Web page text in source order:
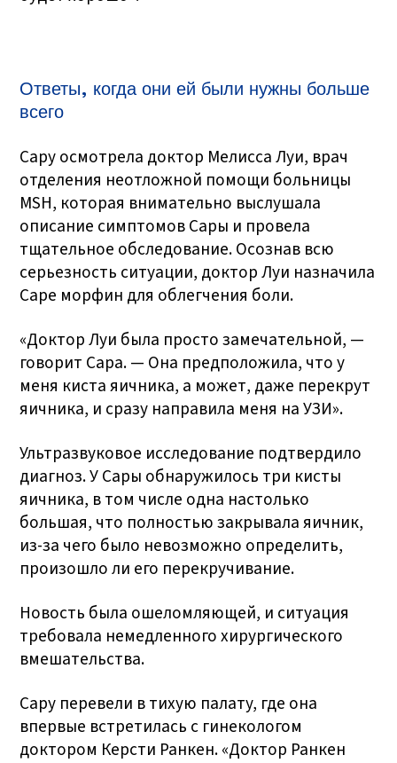
Ответы, когда они ей были нужны больше
всего
Сару осмотрела доктор Мелисса Луи, врач
отделения неотложной помощи больницы
MSH, которая внимательно выслушала
описание симптомов Сары и провела
тщательное обследование. Осознав всю
серьезность ситуации, доктор Луи назначила
Саре морфин для облегчения боли.
«Доктор Луи была просто замечательной, —
говорит Сара. — Она предположила, что у
меня киста яичника, а может, даже перекрут
яичника, и сразу направила меня на УЗИ».
Ультразвуковое исследование подтвердило
диагноз. У Сары обнаружилось три кисты
яичника, в том числе одна настолько
большая, что полностью закрывала яичник,
из-за чего было невозможно определить,
произошло ли его перекручивание.
Новость была ошеломляющей, и ситуация
требовала немедленного хирургического
вмешательства.
Сару перевели в тихую палату, где она
впервые встретилась с гинекологом
доктором Керсти Ранкен. «Доктор Ранкен